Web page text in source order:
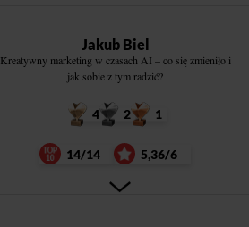
Jakub Biel
Kreatywny marketing w czasach AI – co się zmieniło i
jak sobie z tym radzić?
4 2 1
14/14 5,36/6